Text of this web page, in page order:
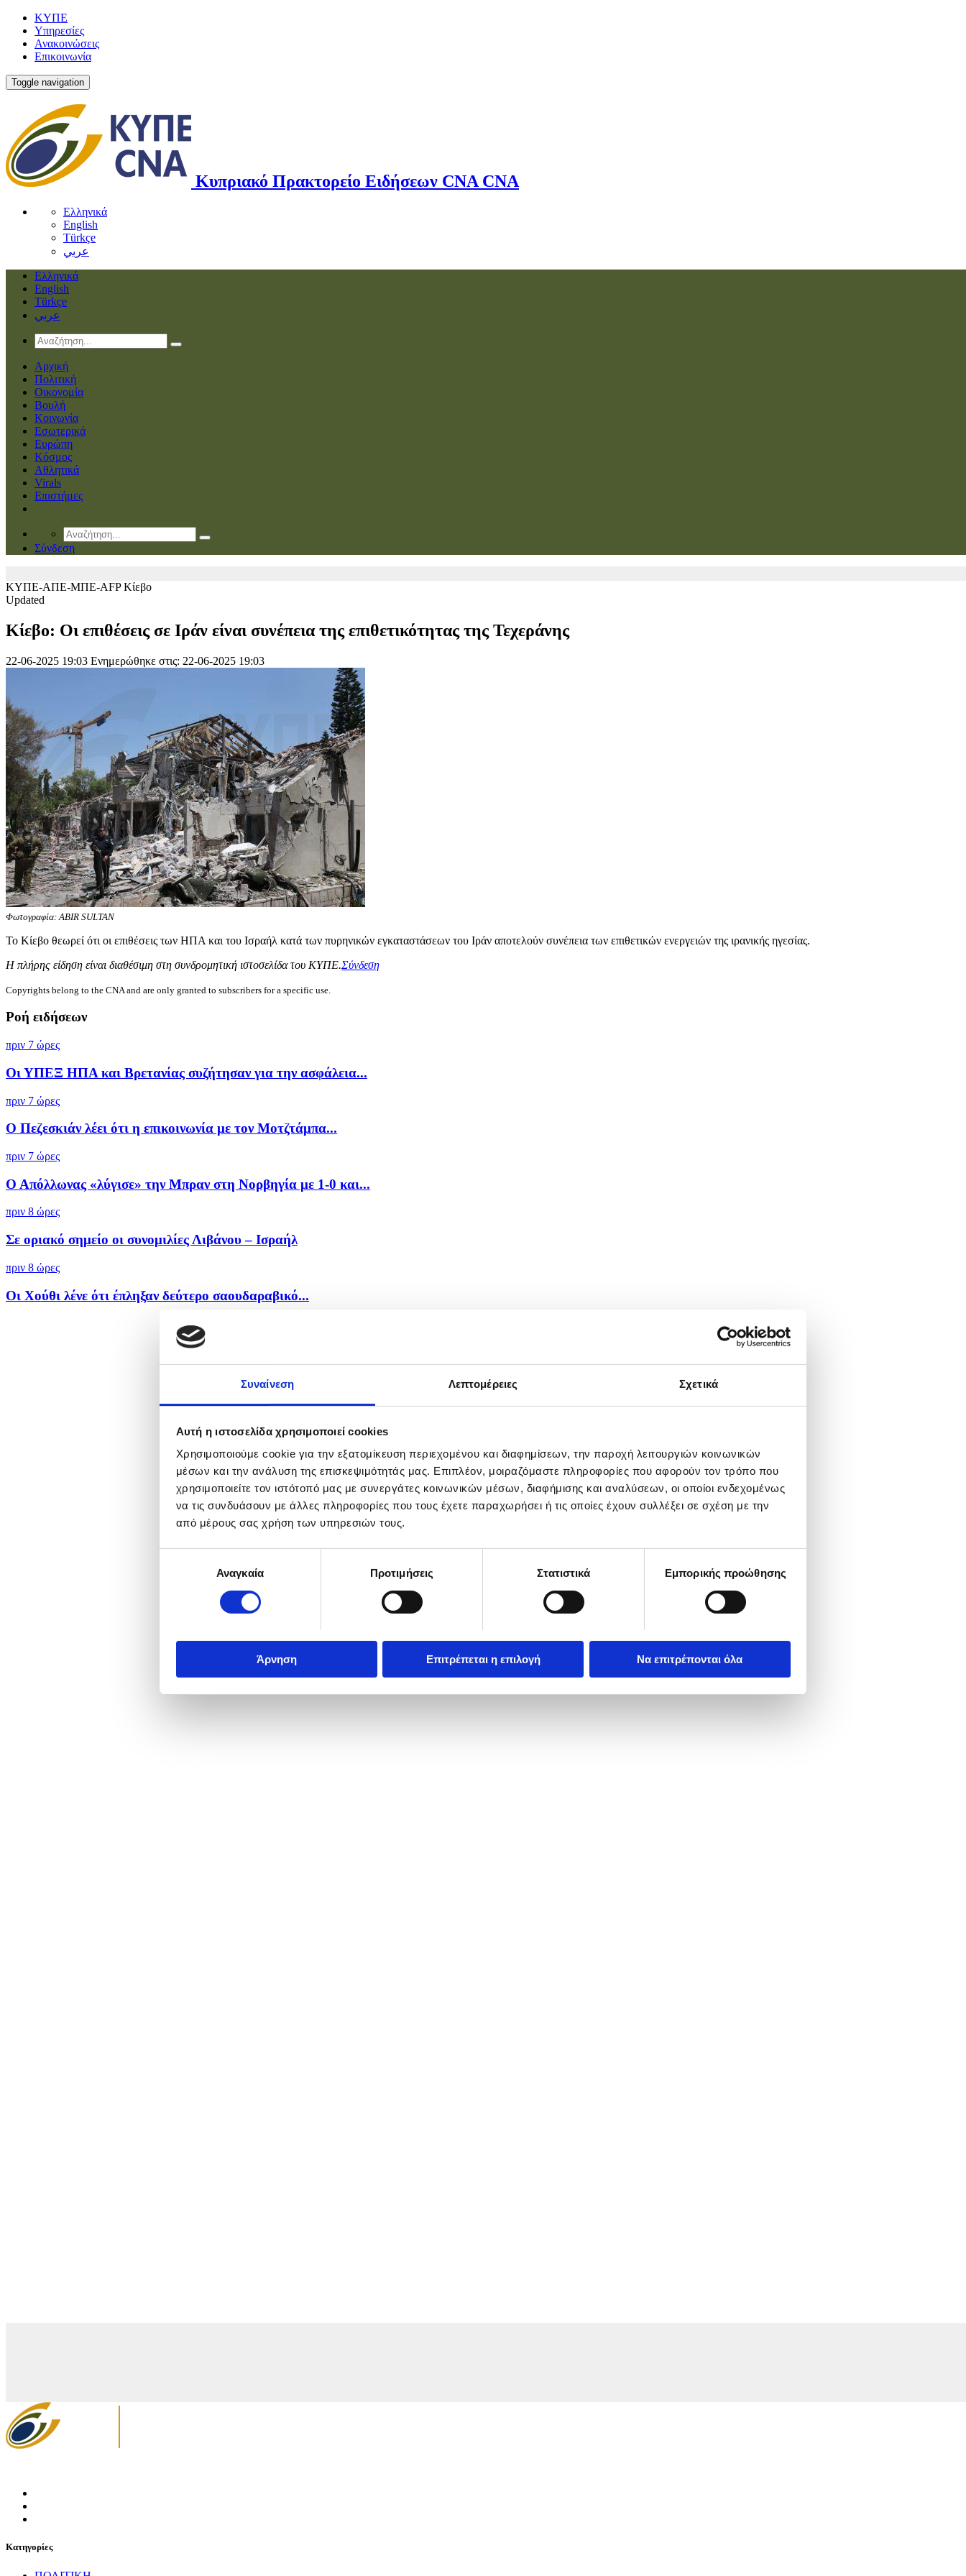
Συναίνεση Λεπτομέρειες Σχετικά
Αυτή η ιστοσελίδα χρησιμοποιεί cookies
Χρησιμοποιούμε cookie για την εξατομίκευση περιεχομένου και διαφημίσεων, την παροχή λειτουργιών κοινωνικών
μέσων και την ανάλυση της επισκεψιμότητάς μας. Επιπλέον, μοιραζόμαστε πληροφορίες που αφορούν τον τρόπο που
χρησιμοποιείτε τον ιστότοπό μας με συνεργάτες κοινωνικών μέσων, διαφήμισης και αναλύσεων, οι οποίοι ενδεχομένως
να τις συνδυάσουν με άλλες πληροφορίες που τους έχετε παραχωρήσει ή τις οποίες έχουν συλλέξει σε σχέση με την
από μέρους σας χρήση των υπηρεσιών τους.
συγκατάθεσηςΑναγκαία Προτιμήσεις Στατιστικά Εμπορικής προώθησης
Άρνηση Επιτρέπεται η επιλογή Να επιτρέπονται όλα
ΚΥΠΕ
Υπηρεσίες
Ανακοινώσεις
Επικοινωνία
Toggle navigation
Κυπριακό Πρακτορείο Ειδήσεων CNA CNA
Ελληνικά
English
Türkçe
عربي
Ελληνικά
English
Türkçe
عربي
Αρχική
Πολιτική
Οικονομία
Βουλή
Κοινωνία
Εσωτερικά
Ευρώπη
Κόσμος
Αθλητικά
Virals
Επιστήμες
Σύνδεση
ΚΥΠΕ-ΑΠΕ-ΜΠΕ-AFP Κίεβο
Updated
Κίεβο: Οι επιθέσεις σε Ιράν είναι συνέπεια της επιθετικότητας της Τεχεράνης
22-06-2025 19:03 Ενημερώθηκε στις: 22-06-2025 19:03
Φωτογραφία: ABIR SULTAN
Το Κίεβο θεωρεί ότι οι επιθέσεις των ΗΠΑ και του Ισραήλ κατά των πυρηνικών εγκαταστάσεων του Ιράν αποτελούν συνέπεια των επιθετικών ενεργειών της ιρανικής ηγεσίας.
Η πλήρης είδηση είναι διαθέσιμη στη συνδρομητική ιστοσελίδα του ΚΥΠΕ.Σύνδεση
Copyrights belong to the CNA and are only granted to subscribers for a specific use.
Ροή ειδήσεων
πριν 7 ώρες
Οι ΥΠΕΞ ΗΠΑ και Βρετανίας συζήτησαν για την ασφάλεια...
πριν 7 ώρες
Ο Πεζεσκιάν λέει ότι η επικοινωνία με τον Μοτζτάμπα...
πριν 7 ώρες
Ο Απόλλωνας «λύγισε» την Μπραν στη Νορβηγία με 1-0 και...
πριν 8 ώρες
Σε οριακό σημείο οι συνομιλίες Λιβάνου – Ισραήλ
πριν 8 ώρες
Οι Χούθι λένε ότι έπληξαν δεύτερο σαουδαραβικό...
Κατηγορίες